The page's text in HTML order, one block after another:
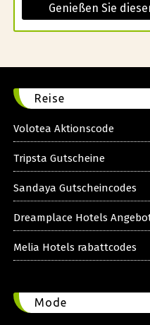
Genießen Sie
Reise
Volotea Aktionscode
Tripsta Gutscheine
Sandaya Gutscheincodes
Dreamplace Hotels
Melia Hotels rabattcodes
Mode